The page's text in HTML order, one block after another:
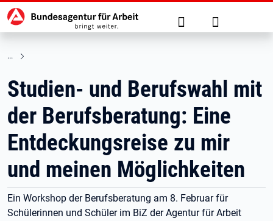
zu den Hauptinhalten springen
Hauptnavigation Suche Anmelden
Studien- und Berufswahl mit
der Berufsberatung: Eine
Entdeckungsreise zu mir
und meinen Möglichkeiten
Ein Workshop der Berufsberatung am 8. Februar für
Schülerinnen und Schüler im BiZ der Agentur für Arbeit